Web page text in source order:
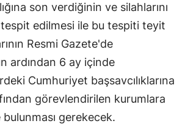
son verdiğinin ve silahlarını
edilmesi ile bu tespiti teyit
Resmi Gazete'de
ardından 6 ay içinde
Cumhuriyet başsavcılıklarına
görevlendirilen kurumlara
bulunması gerekecek.